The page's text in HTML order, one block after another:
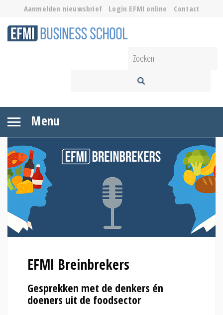
Aanmelden nieuwsbrief Login EFMI online Contact
Menu
EFMI Breinbrekers
Gesprekken met de denkers én
doeners uit de foodsector